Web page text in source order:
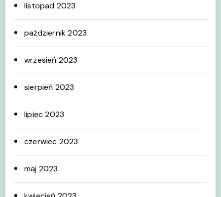
listopad 2023
październik 2023
wrzesień 2023
sierpień 2023
lipiec 2023
czerwiec 2023
maj 2023